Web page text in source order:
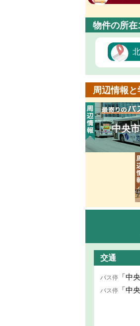
物件の所在
周辺情報と
中央
交通
バス停 「中
バス停 「中